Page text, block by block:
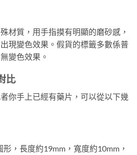
材質，用手指摸有明顯的磨砂感，
現變色效果。假貨的標籤多數係普
變色效果。
比
你手上已經有藥片，可以從以下幾
，長度約19mm，寬度約10mm，